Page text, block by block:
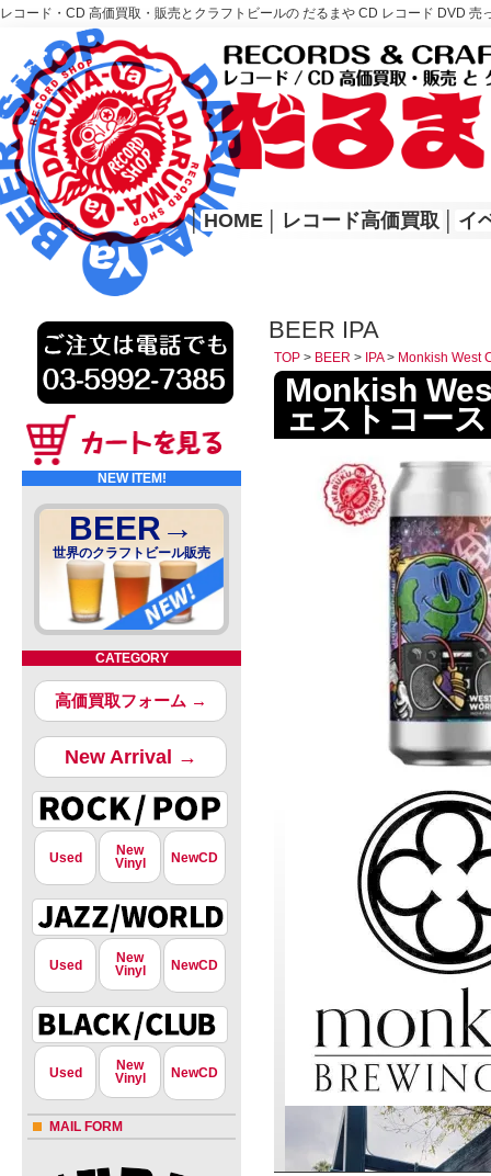
レコード・CD 高価買取・販売とクラフトビールの だるまや CD レコード DVD
レコード高価買取はこちら
HOME
│ HOME レコード高価買取 イ
NEW ITEM!
BEER→
世界のクラフトビール販売
CATEGORY
高価買取フォーム →
New Arrival →
Used
New
Vinyl
NewCD
Used
New
Vinyl
NewCD
Used
New
Vinyl
NewCD
MAIL FORM
BEER IPA
TOP > BEER > IPA> Monkish West
Monkish
ェストコー